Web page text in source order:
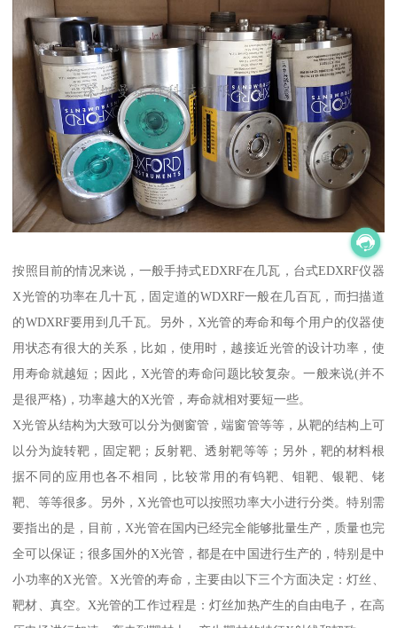
按照目前的情况来说，一般手持式EDXRF在几瓦，台式EDXRF仪器
X光管的功率在几十瓦，固定道的WDXRF一般在几百瓦，而扫描道
的WDXRF要用到几千瓦。另外，X光管的寿命和每个用户的仪器使
用状态有很大的关系，比如，使用时，越接近光管的设计功率，使
用寿命就越短；因此，X光管的寿命问题比较复杂。一般来说(并不
是很严格)，功率越大的X光管，寿命就相对要短一些。
X光管从结构为大致可以分为侧窗管，端窗管等等，从靶的结构上可
以分为旋转靶，固定靶；反射靶、透射靶等等；另外，靶的材料根
据不同的应用也各不相同，比较常用的有钨靶、钼靶、银靶、铑
靶、等等很多。另外，X光管也可以按照功率大小进行分类。特别需
要指出的是，目前，X光管在国内已经完全能够批量生产，质量也完
全可以保证；很多国外的X光管，都是在中国进行生产的，特别是中
小功率的X光管。X光管的寿命，主要由以下三个方面决定：灯丝、
靶材、真空。X光管的工作过程是：灯丝加热产生的自由电子，在高